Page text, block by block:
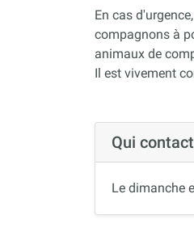
En cas
compagnons à
animaux de
Il est vivement
Qui
Le dimanche